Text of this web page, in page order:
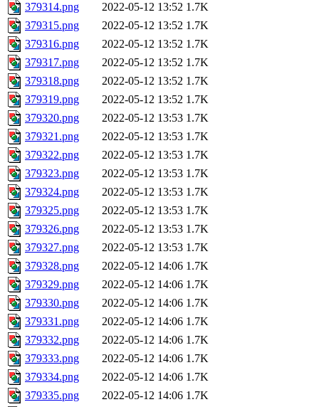
379314.png
2022-05-12 13:52 1.7K
379315.png
2022-05-12 13:52 1.7K
379316.png
2022-05-12 13:52 1.7K
379317.png
2022-05-12 13:52 1.7K
379318.png
2022-05-12 13:52 1.7K
379319.png
2022-05-12 13:52 1.7K
379320.png
2022-05-12 13:53 1.7K
379321.png
2022-05-12 13:53 1.7K
379322.png
2022-05-12 13:53 1.7K
379323.png
2022-05-12 13:53 1.7K
379324.png
2022-05-12 13:53 1.7K
379325.png
2022-05-12 13:53 1.7K
379326.png
2022-05-12 13:53 1.7K
379327.png
2022-05-12 13:53 1.7K
379328.png
2022-05-12 14:06 1.7K
379329.png
2022-05-12 14:06 1.7K
379330.png
2022-05-12 14:06 1.7K
379331.png
2022-05-12 14:06 1.7K
379332.png
2022-05-12 14:06 1.7K
379333.png
2022-05-12 14:06 1.7K
379334.png
2022-05-12 14:06 1.7K
379335.png
2022-05-12 14:06 1.7K